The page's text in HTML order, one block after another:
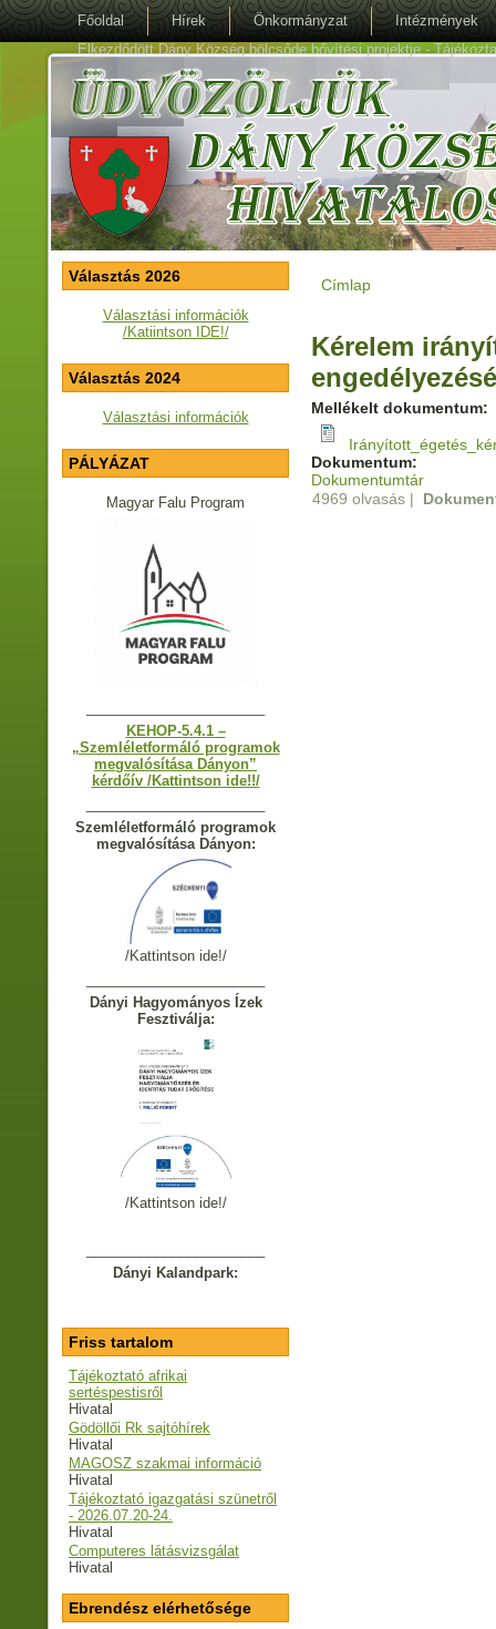
Főoldal Hírek Önkormányzat
Intézmények
Elkezdődött Dány Község bölcsőde bővítési projektje -
Választás 2026
Választási információk
/Katiintson IDE!/
Választás 2024
Választási információk
PÁLYÁZAT
Magyar Falu Program
KEHOP-5.4.1 –
„Szemléletformáló programok
megvalósítása Dányon”
kérdőív /Kattintson ide!!/
Szemléletformáló programok
megvalósítása Dányon:
/Kattintson ide!/
Dányi Hagyományos Ízek
Fesztiválja:
/Kattintson ide!/
Dányi Kalandpark:
Friss tartalom
Tájékoztató afrikai
sertéspestisről
Hivatal
Gödöllői Rk sajtóhírek
Hivatal
MAGOSZ szakmai információ
Hivatal
Tájékoztató igazgatási szünetről
- 2026.07.20-24.
Hivatal
Computeres látásvizsgálat
Hivatal
Ebrendész elérhetősége
Jelenlegi hely
Címlap
Kérelem
Mellékelt dokumentum:
Dokumentum:
Dokumentumtár
4969 olvasás |